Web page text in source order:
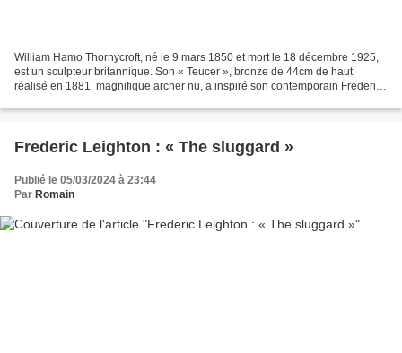
William Hamo Thornycroft, né le 9 mars 1850 et mort le 18 décembre 1925,
est un sculpteur britannique. Son « Teucer », bronze de 44cm de haut
réalisé en 1881, magnifique archer nu, a inspiré son contemporain Frederic
Frederic Leighton : « The sluggard »
Publié le 05/03/2024 à 23:44
Par Romain